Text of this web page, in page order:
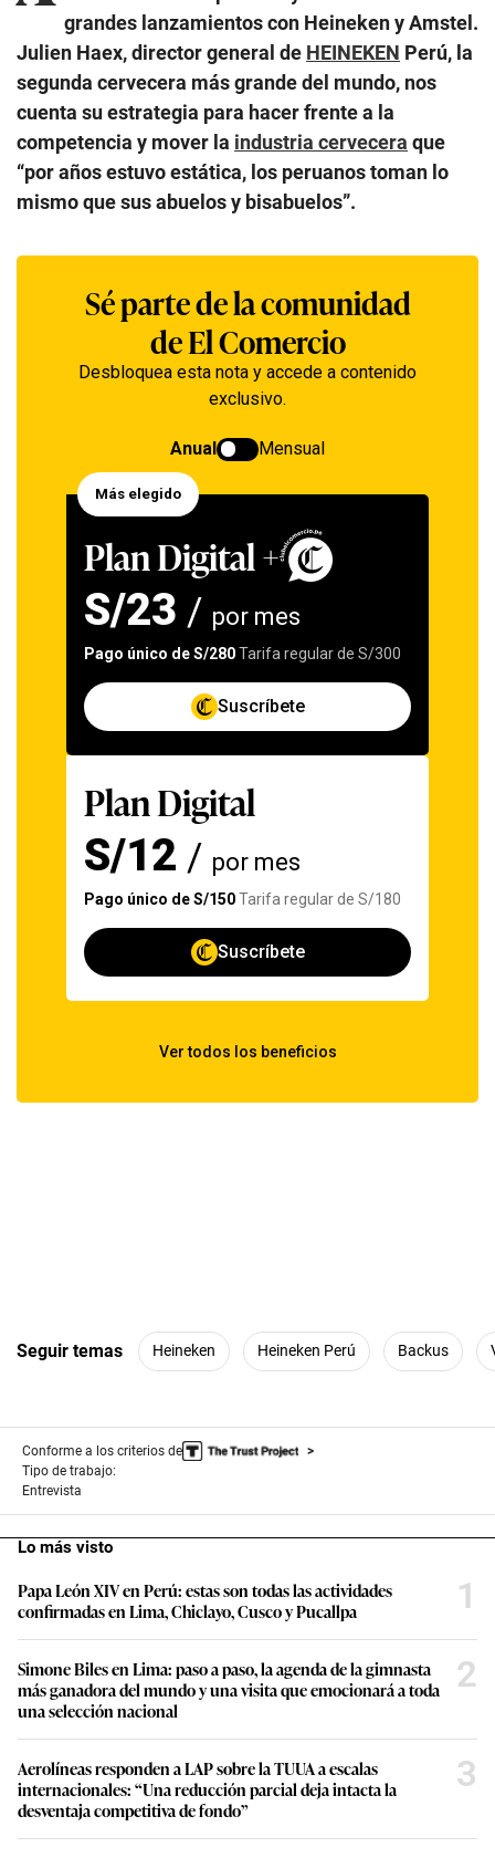
grandes lanzamientos con Heineken y Amstel.
Julien Haex, director general de HEINEKEN Perú, la
segunda cervecera más grande del mundo, nos
cuenta su estrategia para hacer frente a la
competencia y mover la industria cervecera que
“por años estuvo estática, los peruanos toman lo
mismo que sus abuelos y bisabuelos”.
Seguir temas Heineken Heineken Perú Backus
Conforme a los criterios de
Tipo de trabajo:
Entrevista
Lo más visto
Papa León XIV en Perú: estas son todas las actividades
confirmadas en Lima, Chiclayo, Cusco y Pucallpa
1
Simone Biles en Lima: paso a paso, la agenda de la gimnasta
más ganadora del mundo y una visita que emocionará a toda
una selección nacional
2
Aerolíneas responden a LAP sobre la TUUA a escalas
internacionales: “Una reducción parcial deja intacta la
desventaja competitiva de fondo”
3